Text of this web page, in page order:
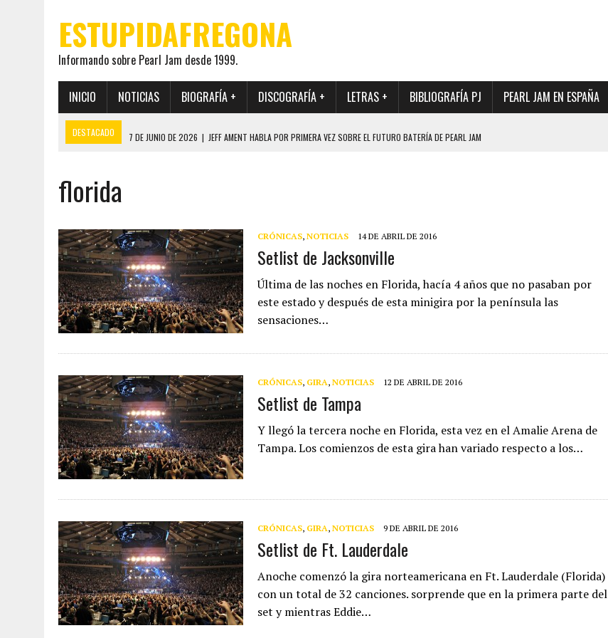
ESTUPIDAFREGONA
Informando sobre Pearl Jam desde 1999.
INICIO NOTICIAS BIOGRAFÍA + DISCOGRAFÍA + LETRAS + BIBLIOGRAFÍA PJ PEARL JAM EN ESPAÑA
DESTACADO 7 DE JUNIO DE 2026 | JEFF AMENT HABLA POR PRIMERA VEZ SOBRE EL FUTURO BATERÍA DE PEARL JAM
19 DE MAYO DE 2026
12 DE MAYO DE 2026
florida
CRÓNICAS, NOTICIAS 14 DE ABRIL DE 2016
Setlist de Jacksonville
Última de las noches en Florida, hacía 4 años que no pasaban por
este estado y después de esta minigira por la península las
sensaciones…
CRÓNICAS, GIRA, NOTICIAS 12 DE ABRIL DE 2016
Setlist de Tampa
Y llegó la tercera noche en Florida, esta vez en el Amalie Arena de
Tampa. Los comienzos de esta gira han variado respecto a los…
CRÓNICAS, GIRA, NOTICIAS 9 DE ABRIL DE 2016
Setlist de Ft. Lauderdale
Anoche comenzó la gira norteamericana en Ft. Lauderdale (Florida)
con un total de 32 canciones. sorprende que en la primera parte del
set y mientras Eddie…